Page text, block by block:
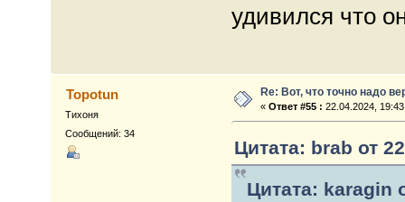
удивился что
Topotun
Тихоня
Сообщений: 34
Re: Вот, что точно надо
«Ответ #55 : 22.04.2024,
Цитата: brab от
Цитата: karagin